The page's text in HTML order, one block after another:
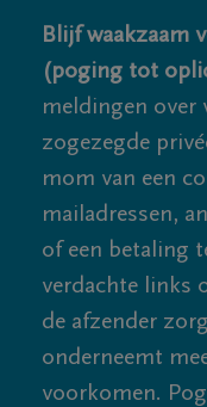
Blijf waakzaam
(poging tot
meldingen over
zogezegde
mom van een
mailadressen,
of een betaling
verdachte links
de afzender
onderneemt
voorkomen.